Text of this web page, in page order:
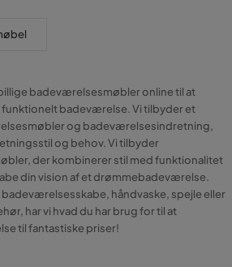
badeværelsesmøbler online til at
badeværelse. Vi tilbyder et
og badeværelsesindretning,
og behov. Vi tilbyder
der kombinerer stil med funktionalitet
din vision af et drømmebadeværelse.
håndvaske, spejle eller
har vi hvad du har brug for til at
til fantastiske priser!